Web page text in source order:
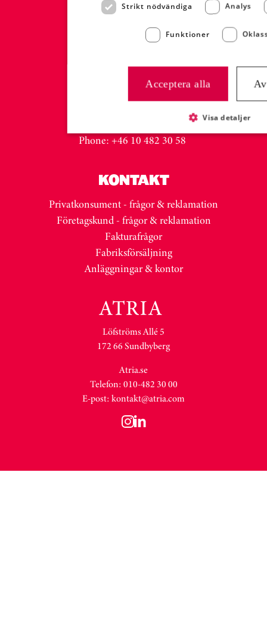
+46 (0)73 332 31 26
Malin Gröneberg
Phone: +46 10 482 30 58
KONTAKT
Privatkonsument - frågor & reklamation
Företagskund - frågor & reklamation
Fakturafrågor
Fabriksförsäljning
Anläggningar & kontor
Löfströms Allé 5
172 66 Sundbyberg
Atria.se
Telefon: 010-482 30 00
E-post: kontakt@atria.com
Strikt nödvändiga Analys
Funktioner
Acceptera alla
Visa detaljer